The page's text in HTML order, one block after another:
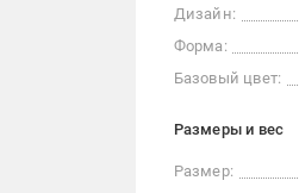
Дизайн:
Форма:
Базовый цвет:
Размеры и вес
Размер: